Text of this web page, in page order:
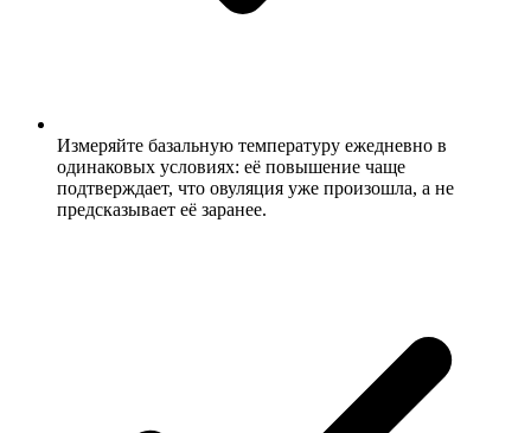
Измеряйте базальную температуру ежедневно в
одинаковых условиях: её повышение чаще
подтверждает, что овуляция уже произошла, а не
предсказывает её заранее.